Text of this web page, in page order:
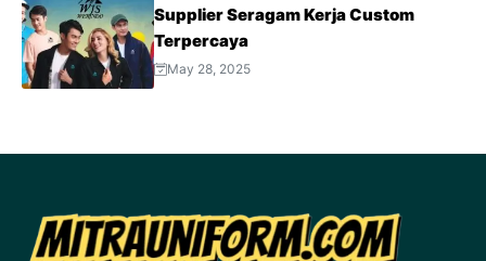
Supplier Seragam Kerja Custom
Terpercaya
May 28, 2025